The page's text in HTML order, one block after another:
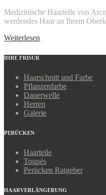
Medizinische Haarteile von
werdendes Haar an Ihrem
Weiterlesen
IHRE FRISUR
Haarschnitt und Farbe
Pflanzenfarbe
Dauerwelle
Herren
Galerie
PERÜCKEN
Haarteile
Toupés
Perücken Ratgeber
HAARVERLÄNGERUNG